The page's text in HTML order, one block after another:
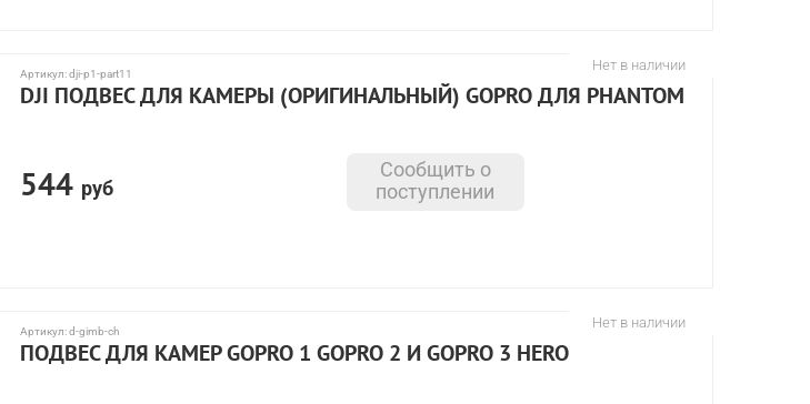
Нет в наличии
Артикул:dji-p1-part11
DJI ПОДВЕС ДЛЯ КАМЕРЫ (ОРИГИНАЛЬНЫЙ) GOPRO ДЛЯ PHANTOM
544 руб
Сообщить о
поступлении
Нет в наличии
Артикул:d-gimb-ch
ПОДВЕС ДЛЯ КАМЕР GOPRO 1 GOPRO 2 И GOPRO 3 HERO